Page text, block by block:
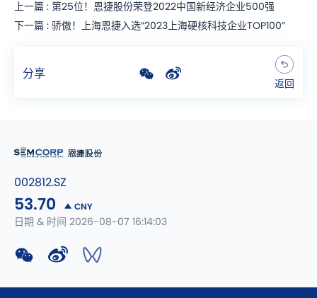
上一篇 : 第25位！恩捷股份荣登2022中国新经济企业500强
下一篇 : 骄傲！上海恩捷入选“2023上海硬核科技企业TOP100”
分享
返回
002812.SZ
53.70 CNY
日期 & 时间 2026-08-07 16:14:03